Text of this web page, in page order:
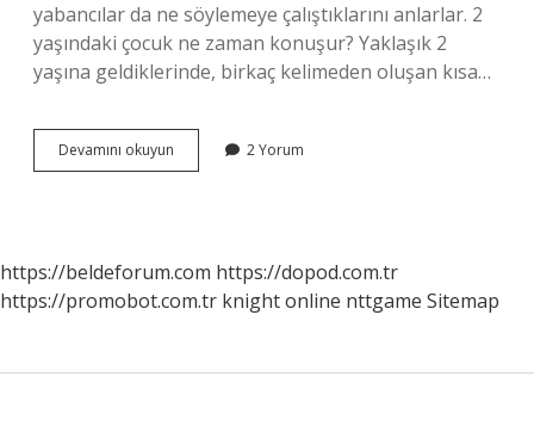
yabancılar da ne söylemeye çalıştıklarını anlarlar. 2
yaşındaki çocuk ne zaman konuşur? Yaklaşık 2
yaşına geldiklerinde, birkaç kelimeden oluşan kısa…
Devamını okuyun
Yaş
2 Yorum
https://beldeforum.com https://dopod.com.tr
https://promobot.com.tr knight online nttgame Sitemap